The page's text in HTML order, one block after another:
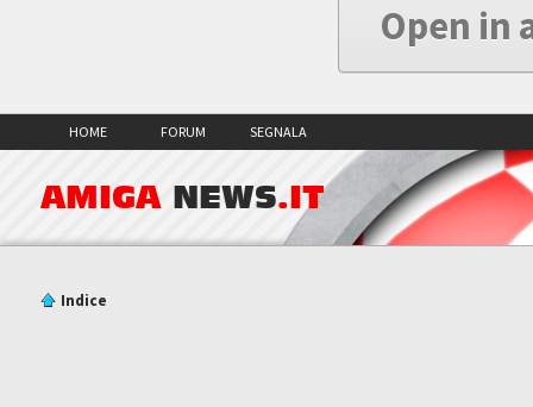
Open in
HOME FORUM SEGNALA
AMIGA NEWS.IT
Indice